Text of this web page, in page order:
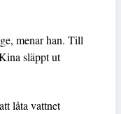
menar han. Till
släppt ut
låta vattnet